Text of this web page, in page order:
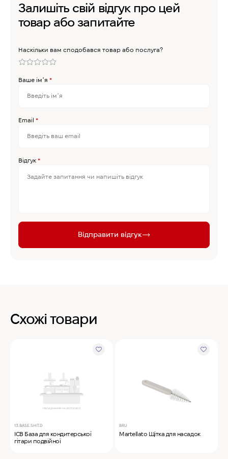
Залишіть свій відгук про цей
товар або запитайте
Наскільки вам сподобався товар або послуга?
Ваше імʼя *
Email *
Відгук *
Відправити відгук
Схожі товари
13.BASE.SHIT.D
ICB База для кондитерської
гітари подвійної
BRU
Martellato Щітка для насадок